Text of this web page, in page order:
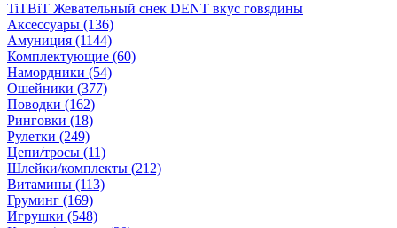
TiTBiT Жевательный снек DENT вкус говядины
Аксессуары (136)
Амуниция (1144)
Комплектующие (60)
Намордники (54)
Ошейники (377)
Поводки (162)
Ринговки (18)
Рулетки (249)
Цепи/тросы (11)
Шлейки/комплекты (212)
Витамины (113)
Груминг (169)
Игрушки (548)